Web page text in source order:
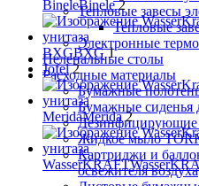
Тепловые завесы
Тепловые
Электронные
Пеленальные столы
Расходные материалы
Бумажные
Бумажные сиденья
Дезинфицирующие
Жидкое мыло
Картриджи и
освежителя воздуха
BineleBinele 2
BXGBXG 1
Jofel 2
MeridaMerida 2
WasserKRAFT